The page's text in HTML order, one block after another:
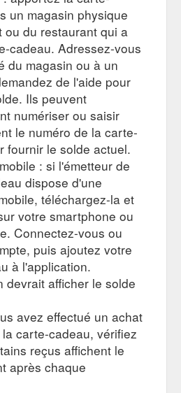
un magasin physique
ou du restaurant qui a
cadeau. Adressez-vous
du magasin ou à un
de l'aide pour
Ils peuvent
numériser ou saisir
le numéro de la carte-
fournir le solde actuel.
: si l'émetteur de
dispose d'une
téléchargez-la et
votre smartphone ou
Connectez-vous ou
puis ajoutez votre
à l'application.
devrait afficher le solde
avez effectué un achat
carte-cadeau, vérifiez
reçus affichent le
après chaque